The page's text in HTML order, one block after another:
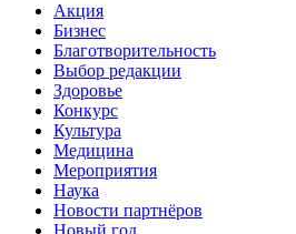
Акция
Бизнес
Благотворительность
Выбор редакции
Здоровье
Конкурс
Культура
Медицина
Мероприятия
Наука
Новости партнёров